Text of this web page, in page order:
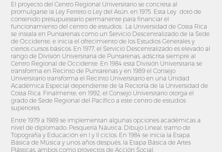
El proyecto del Centro Regional Universitario se concreta al
promulgarse la Ley Ferreto o Ley del Atún, en 1975. Esta Ley dotó de
contenido presupuestario permanente para financiar el
funcionamiento del centro de estudios. La Universidad de Costa Rica
se instala en Puntarenas como un Servicio Descentralizado de la Sede
de Occidente, e inicia el ofrecimiento de los Estudios Generales y
ciertos cursos básicos. En 1977, el Servicio Descentralizado es elevado al
rango de División Universitaria de Puntarenas, adscrita siempre al
Centro Regional de Occidente. En 1984 esta División Universitaria se
transforma en Recinto de Puntarenas y en 1989 el Consejo
Universitario transforma el Recinto Universitario en una Unidad
Académica Especial dependiente de la Rectoría de la Universidad de
Costa Rica. Finalmente, en 1992, el Consejo Universitario otorga el
grado de Sede Regional del Pacífico a este centro de estudios
superiores.
Entre 1979 a 1989 se implementan algunas opciones académicas a
nivel de diplomado: Pesquería Náutica, Dibujo Lineal, tramo de
Topografía y Educación en I y II ciclos. En 1984 se inicia la Etapa
Básica de Música y unos años después, la Etapa Básica de Artes
Plásticas, ambos como proyectos de Acción Social.